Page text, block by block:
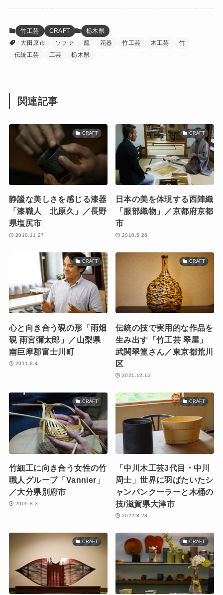
竹工芸 CRAFT
栃木県
大田原市
ソファ 籠 花器 竹工芸 木工芸
竹
伝統工芸
工芸 栃木県
関連記事
CRAFT
静謐な美しさを感じる漆器
「漆職人 北原久」／長野
県塩尻市
2010.11.27
CRAFT
日本の美を体現する西陣織
「服部織物」／京都府京都
市
2010.5.26
CRAFT
心と向き合う硯の形「雨畑
硯 雨宮彌太郎」／山梨県
南巨摩郡富士川町
2011.8.4
CRAFT
伝統の技で実用的な作品を
生み出す「竹工芸 翠屋」
武関翠篁さん／東京都荒川
区
2021.12.13
CRAFT
竹細工に向き合う女性の竹
職人グループ「Vannier」
／大分県別府市
2009.8.3
CRAFT
「中川木工芸3代目・中川
周士」世界に羽ばたいたシ
ャンパンクーラーと木桶の
技/滋賀県大津市
2022.8.28
CRAFT CRAFT